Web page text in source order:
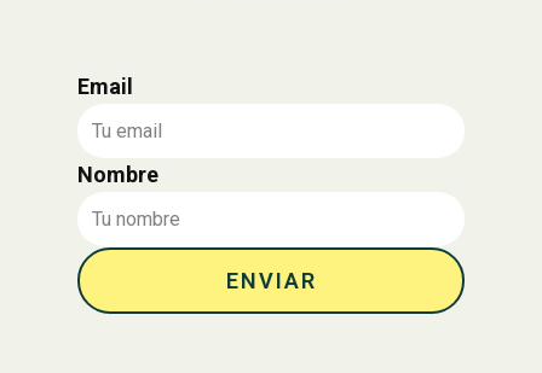
Email
Nombre
ENVIAR